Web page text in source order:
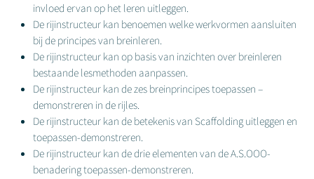
invloed ervan op het leren uitleggen.
De rijinstructeur kan benoemen welke werkvormen aansluiten
bij de principes van breinleren.
De rijinstructeur kan op basis van inzichten over breinleren
bestaande lesmethoden aanpassen.
De rijinstructeur kan de zes breinprincipes toepassen –
demonstreren in de rijles.
De rijinstructeur kan de betekenis van Scaffolding uitleggen en
toepassen-demonstreren.
De rijinstructeur kan de drie elementen van de A.S.OOO-
benadering toepassen-demonstreren.